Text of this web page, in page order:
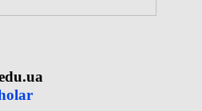
РАДИ №5 від 27 квітня
РАДИ №4 від 18